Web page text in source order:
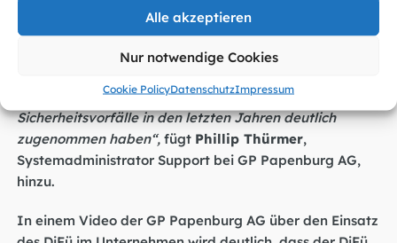
Alle akzeptieren
Nur notwendige Cookies
Cookie PolicyDatenschutzImpressum
und Azubis zu verbessern. Was sollte man bei
Internetbetrug machen oder worauf kann man achten,
um nicht in so eine Falle zu tappen? Das Thema
wird immer wichtiger. Gerade auch, weil IT-
Sicherheitsvorfälle in den letzten Jahren deutlich
zugenommen haben“,fügt Phillip Thürmer,
Systemadministrator Support bei GP Papenburg AG,
hinzu.
In einemVideoder GP Papenburg AG über den Einsatz